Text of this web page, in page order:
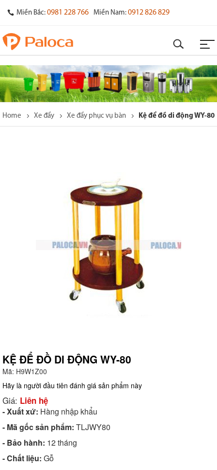
Miền Bắc: 0981 228 766 Miền Nam: 0912 826 829
Home Xe đẩy Xe đẩy phục vụ bàn Kệ để đồ di động WY-80
KỆ ĐỂ ĐỒ DI ĐỘNG WY-80
Mã: H9W1Z00
Hãy là người đầu tiên đánh giá sản phẩm này
Giá: Liên hệ
- Xuất xứ: Hàng nhập khẩu
- Mã gốc sản phẩm: TLJWY80
- Bảo hành: 12 tháng
- Chất liệu: Gỗ